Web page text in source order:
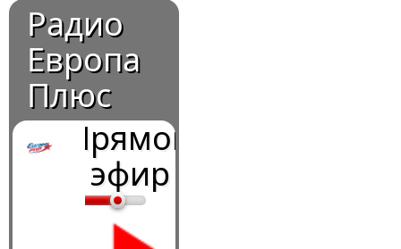
Радио
Европа
Плюс
Прямой
эфир